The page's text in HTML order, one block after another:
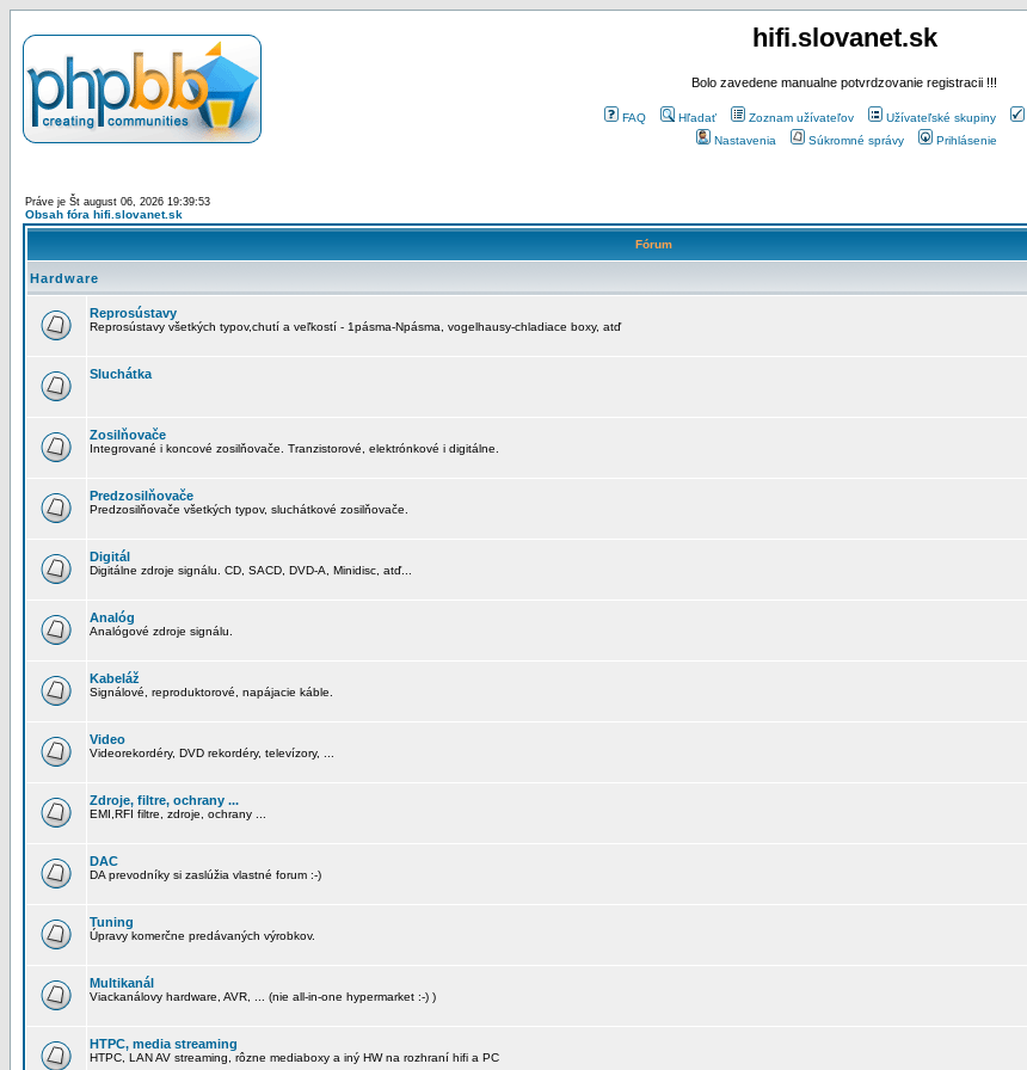
hifi.slovanet.sk
Bolo zavedene manualne potvrdzovanie registracii !!!
FAQ Hľadať Zoznam užívateľov Užívateľské skupiny
Nastavenia
Súkromné správy Prihlásenie
Práve je Št august 06, 2026 19:39:53
Obsah fóra hifi.slovanet.sk
Fórum
Hardware
Reprosústavy
Reprosústavy všetkých typov,chutí a veľkostí - 1pásma-Npásma, vogelhausy-chladiace boxy, atď
Sluchátka
Zosilňovače
Integrované i koncové zosilňovače. Tranzistorové, elektrónkové i digitálne.
Predzosilňovače
Predzosilňovače všetkých typov, sluchátkové zosilňovače.
Digitál
Digitálne zdroje signálu. CD, SACD, DVD-A, Minidisc, atď...
Analóg
Analógové zdroje signálu.
Kabeláž
Signálové, reproduktorové, napájacie káble.
Video
Videorekordéry, DVD rekordéry, televízory, ...
Zdroje, filtre, ochrany ...
EMI,RFI filtre, zdroje, ochrany ...
DAC
DA prevodníky si zaslúžia vlastné forum :-)
Tuning
Úpravy komerčne predávaných výrobkov.
Multikanál
Viackanálovy hardware, AVR, ... (nie all-in-one hypermarket :-) )
HTPC, media streaming
HTPC, LAN AV streaming, rôzne mediaboxy a iný HW na rozhraní hifi a PC